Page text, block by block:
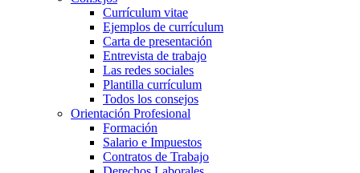
Currículum vitae
Ejemplos de currículum
Carta de presentación
Entrevista de trabajo
Las redes sociales
Plantilla currículum
Todos los consejos
Orientación Profesional
Formación
Salario e Impuestos
Contratos de Trabajo